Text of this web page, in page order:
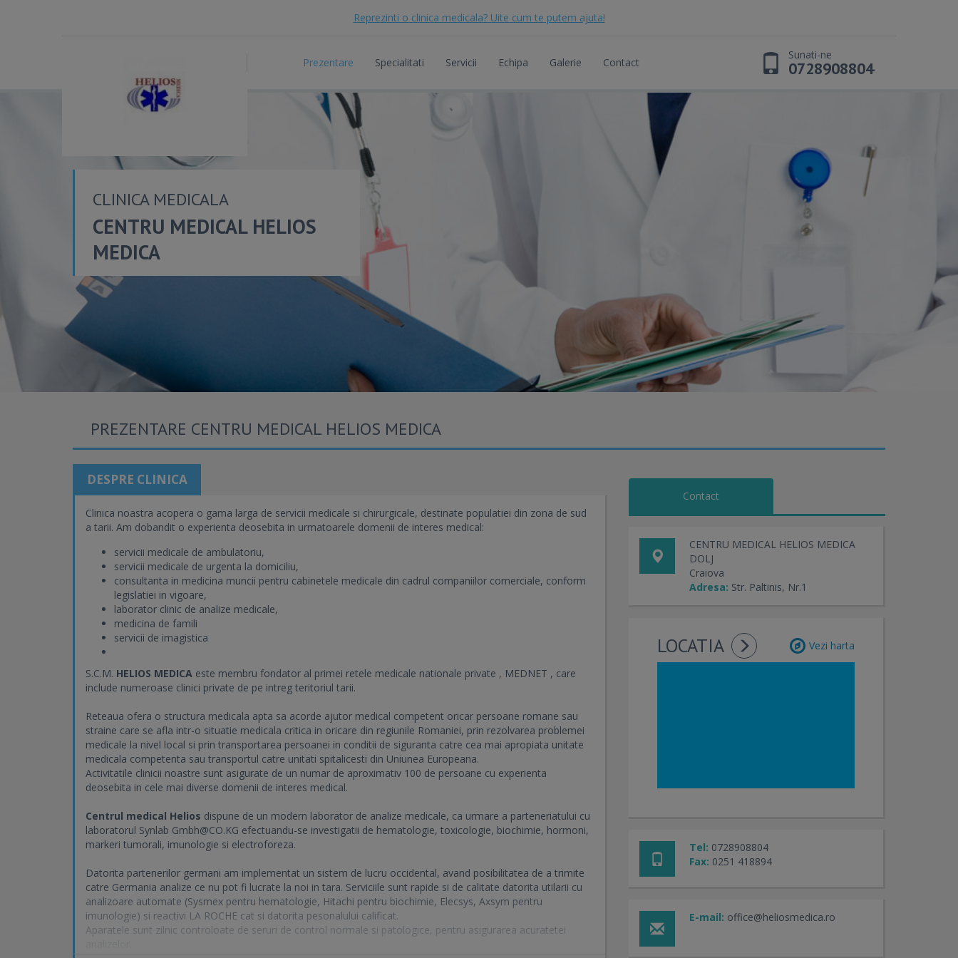
Reprezinti o clinica medicala? Uite cum te putem ajuta!
Prezentare Specialitati Servicii Echipa Galerie Contact
Sunati-ne
0728908804
CLINICA MEDICALA
CENTRU MEDICAL HELIOS
MEDICA
PREZENTARE CENTRU MEDICAL HELIOS MEDICA
DESPRE CLINICA
Clinica noastra acopera o gama larga de servicii medicale si chirurgicale, destinate populatiei din zona de sud
a tarii. Am dobandit o experienta deosebita in urmatoarele domenii de interes medical:
servicii medicale de ambulatoriu,
servicii medicale de urgenta la domiciliu,
consultanta in medicina muncii pentru cabinetele medicale din cadrul companiilor comerciale, conform
legislatiei in vigoare,
laborator clinic de analize medicale,
medicina de famili
servicii de imagistica
S.C.M. HELIOS MEDICA este membru fondator al primei retele medicale nationale private , MEDNET , care
include numeroase clinici private de pe intreg teritoriul tarii.
Reteaua ofera o structura medicala apta sa acorde ajutor medical competent oricar persoane romane sau
straine care se afla intr-o situatie medicala critica in oricare din regiunile Romaniei, prin rezolvarea problemei
medicale la nivel local si prin transportarea persoanei in conditii de siguranta catre cea mai apropiata unitate
medicala competenta sau transportul catre unitati spitalicesti din Uniunea Europeana.
Activitatile clinicii noastre sunt asigurate de un numar de aproximativ 100 de persoane cu experienta
deosebita in cele mai diverse domenii de interes medical.
Centrul medical Helios dispune de un modern laborator de analize medicale, ca urmare a parteneriatului cu
laboratorul Synlab Gmbh@CO.KG efectuandu-se investigatii de hematologie, toxicologie, biochimie, hormoni,
markeri tumorali, imunologie si electroforeza.
Datorita partenerilor germani am implementat un sistem de lucru occidental, avand posibilitatea de a trimite
catre Germania analize ce nu pot fi lucrate la noi in tara. Serviciile sunt rapide si de calitate datorita utilarii cu
analizoare automate (Sysmex pentru hematologie, Hitachi pentru biochimie, Elecsys, Axsym pentru
imunologie) si reactivi LA ROCHE cat si datorita pesonalului calificat.
Aparatele sunt zilnic controloate de seruri de control normale si patologice, pentru asigurarea acuratetei
Contact
CENTRU MEDICAL HELIOS MEDICA
DOLJ
Craiova
Adresa: Str. Paltinis, Nr.1
LOCATIA Vezi harta
Tel: 0728908804
Fax: 0251 418894
E-mail: office@heliosmedica.ro